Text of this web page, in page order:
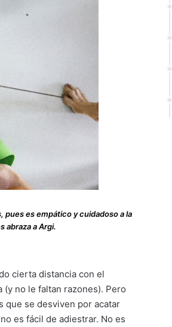
pues es empático y cuidadoso a la
abraza a Argi.
cierta distancia con el
no le faltan razones). Pero
que se desviven por acatar
es fácil de adiestrar. No es